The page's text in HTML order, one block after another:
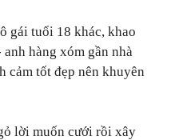
gái tuổi 18 khác, khao
hàng xóm gần nhà
cảm tốt đẹp nên khuyên
lời muốn cưới rồi xây